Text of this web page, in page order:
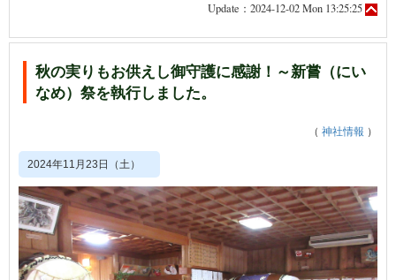
Update：2024-12-02 Mon 13:25:25
秋の実りもお供えし御守護に感謝！～新嘗（にい
なめ）祭を執行しました。
（ 神社情報 ）
2024年11月23日（土）